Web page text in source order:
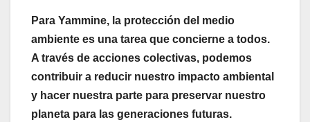
Para Yammine, la protección del medio
ambiente es una tarea que concierne a todos.
A través de acciones colectivas, podemos
contribuir a reducir nuestro impacto ambiental
y hacer nuestra parte para preservar nuestro
planeta para las generaciones futuras.